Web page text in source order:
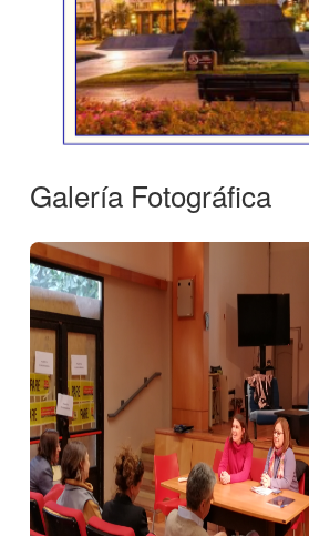
Galería Fotográfica